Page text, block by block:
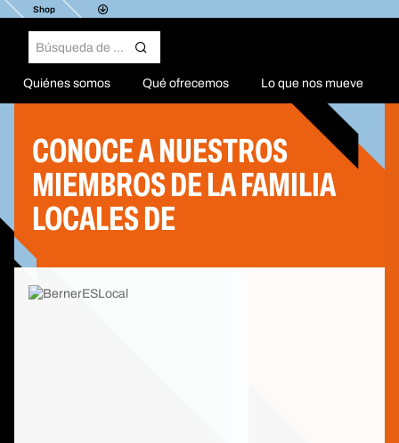
Shop
Quiénes somos Qué ofrecemos Lo que nos mueve
CONOCE A NUESTROS
MIEMBROS DE LA FAMILIA
LOCALES DE